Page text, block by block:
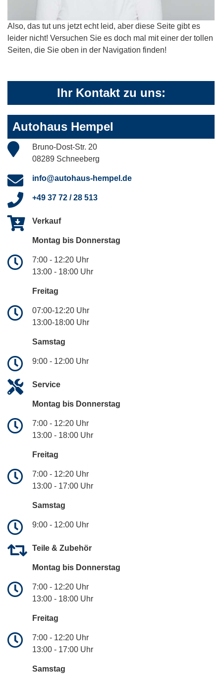
Also, das tut uns jetzt echt leid, aber diese Seite gibt es
leider nicht! Versuchen Sie es doch mal mit einer der tollen
Seiten, die Sie oben in der Navigation finden!
Ihr Kontakt zu uns:
Autohaus Hempel
Bruno-Dost-Str. 20
08289 Schneeberg
info@autohaus-hempel.de
+49 37 72 / 28 513
Verkauf
Montag bis Donnerstag
7:00 - 12:20 Uhr
13:00 - 18:00 Uhr
Freitag
07:00-12:20 Uhr
13:00-18:00 Uhr
Samstag
9:00 - 12:00 Uhr
Service
Montag bis Donnerstag
7:00 - 12:20 Uhr
13:00 - 18:00 Uhr
Freitag
7:00 - 12:20 Uhr
13:00 - 17:00 Uhr
Samstag
9:00 - 12:00 Uhr
Teile & Zubehör
Montag bis Donnerstag
7:00 - 12:20 Uhr
13:00 - 18:00 Uhr
Freitag
7:00 - 12:20 Uhr
13:00 - 17:00 Uhr
Samstag